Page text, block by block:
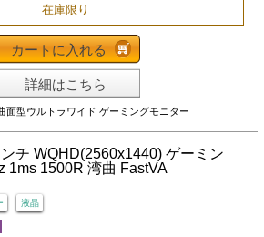
在庫限り
カートに入れる
詳細はこちら
面型ウルトラワイド ゲーミングモニター
液晶